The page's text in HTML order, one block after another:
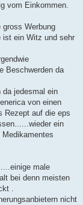
vom Einkommen.
Werbung
ist ein Witz und sehr
Beschwerden da
da jedesmal ein
von einen
Rezept auf die eps
ein
male
bei denn meisten
.
nicht